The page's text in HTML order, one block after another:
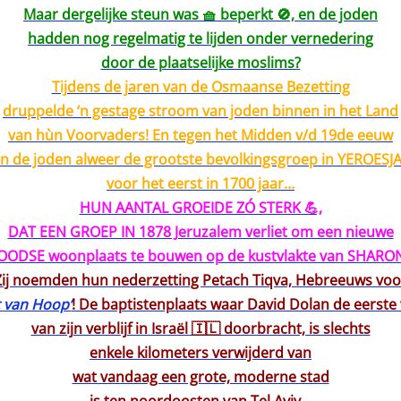
Maar dergelijke steun was 🧺 beperkt 🚫, en de joden
hadden nog regelmatig te lijden onder vernedering
door de plaatselijke moslims?
Tijdens de jaren van de Osmaanse Bezetting
druppelde ‘n gestage stroom van joden binnen in het Land
van hùn Voorvaders! En tegen het Midden v/d 19de eeuw
de joden alweer de grootste bevolkingsgroep in
voor het eerst in 1700 jaar…
HUN AANTAL GROEIDE ZÓ STERK 💪,
DAT EEN GROEP IN 1878 Jeruzalem verliet om een nieuwe
woonplaats te bouwen op de kustvlakte van
noemden hun nederzetting Petach Tiqva, Hebreeuws
van Hoop’! De baptistenplaats waar David Dolan de eerste
van zijn verblijf in Israël 🇮🇱 doorbracht, is slechts
enkele kilometers verwijderd van
wat vandaag een grote, moderne stad